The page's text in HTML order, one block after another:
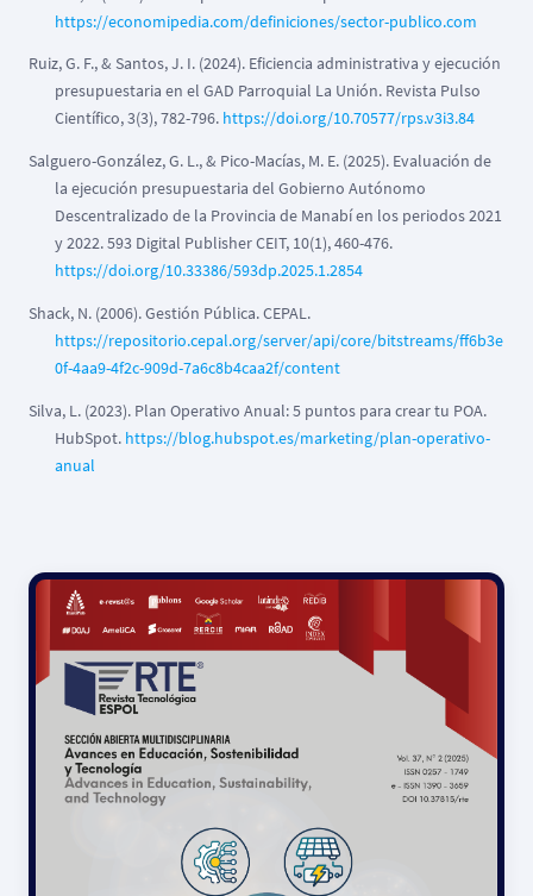
https://economipedia.com/definiciones/sector-publico.com
Ruiz, G. F., & Santos, J. I. (2024). Eficiencia administrativa y ejecución
presupuestaria en el GAD Parroquial La Unión. Revista Pulso
Científico, 3(3), 782-796. https://doi.org/10.70577/rps.v3i3.84
Salguero-González, G. L., & Pico-Macías, M. E. (2025). Evaluación de
la ejecución presupuestaria del Gobierno Autónomo
Descentralizado de la Provincia de Manabí en los periodos 2021
y 2022. 593 Digital Publisher CEIT, 10(1), 460-476.
https://doi.org/10.33386/593dp.2025.1.2854
Shack, N. (2006). Gestión Pública. CEPAL.
https://repositorio.cepal.org/server/api/core/bitstreams/ff6b3e
0f-4aa9-4f2c-909d-7a6c8b4caa2f/content
Silva, L. (2023). Plan Operativo Anual: 5 puntos para crear tu POA.
HubSpot. https://blog.hubspot.es/marketing/plan-operativo-
anual